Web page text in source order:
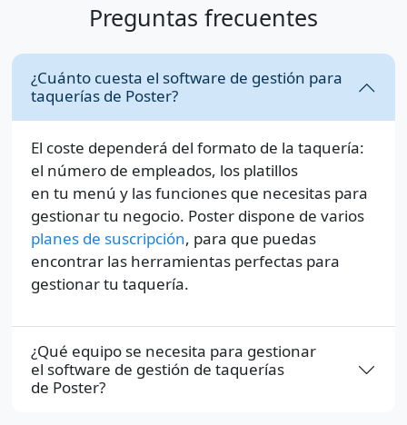
Preguntas frecuentes
¿Cuánto cuesta el software de gestión para
taquerías de Poster?
El coste dependerá del formato de la taquería:
el número de empleados, los platillos
en tu menú y las funciones que necesitas para
gestionar tu negocio. Poster dispone de varios
planes de suscripción, para que puedas
encontrar las herramientas perfectas para
gestionar tu taquería.
¿Qué equipo se necesita para gestionar
el software de gestión de taquerías
de Poster?